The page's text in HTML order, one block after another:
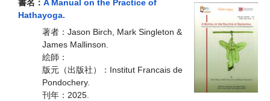
和本・浮世絵・古地図
カート
発送・支払い方法
お問い合せ
書名： A Manual on the Practice of
Hathayoga.
著者：Jason Birch, Mark Singleton &
James Mallinson.
絵師：
版元（出版社）：Institut Francais de
Pondochery.
刊年：2025.